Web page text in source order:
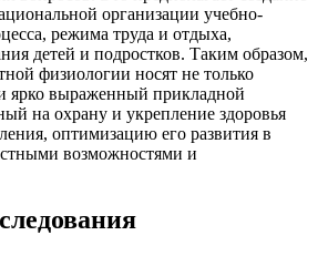
организации учебно-
режима труда и отдыха,
детей и подростков. Таким образом,
физиологии носят не только
ярко выраженный прикладной
на охрану и укрепление здоровья
оптимизацию его развития в
возможностями и